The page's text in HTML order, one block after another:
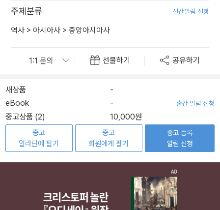
주제분류 신간알림 신청
역사 > 아시아사 > 중앙아시아사
선물하기 공유하기
새상품
-
eBook
- 출간 알림 신청
중고상품 (2) 10,000원
중고
알라딘에 팔기
중고
회원에게 팔기
중고 등록
알림 신청